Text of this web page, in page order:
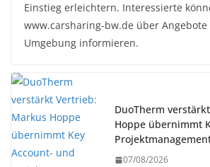
Einstieg erleichtern. Interessierte
www.carsharing-bw.de über
Umgebung informieren.
DuoTherm
Hoppe übernimmt
07/08/2026